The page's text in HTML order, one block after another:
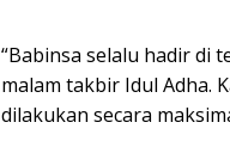
“Babinsa selalu hadir di
malam takbir Idul Adha.
dilakukan secara